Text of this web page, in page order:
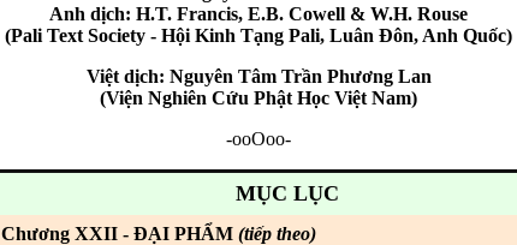
Anh dịch: H.T. Francis, E.B. Cowell & W.H. Rouse
(Pali Text Society - Hội Kinh Tạng Pali, Luân Ðôn, Anh Quốc)
Việt dịch: Nguyên Tâm Trần Phương Lan
(Viện Nghiên Cứu Phật Học Việt Nam)
-ooOoo-
MỤC LỤC
Chương XXII - ĐẠI PHẨM (tiếp theo)